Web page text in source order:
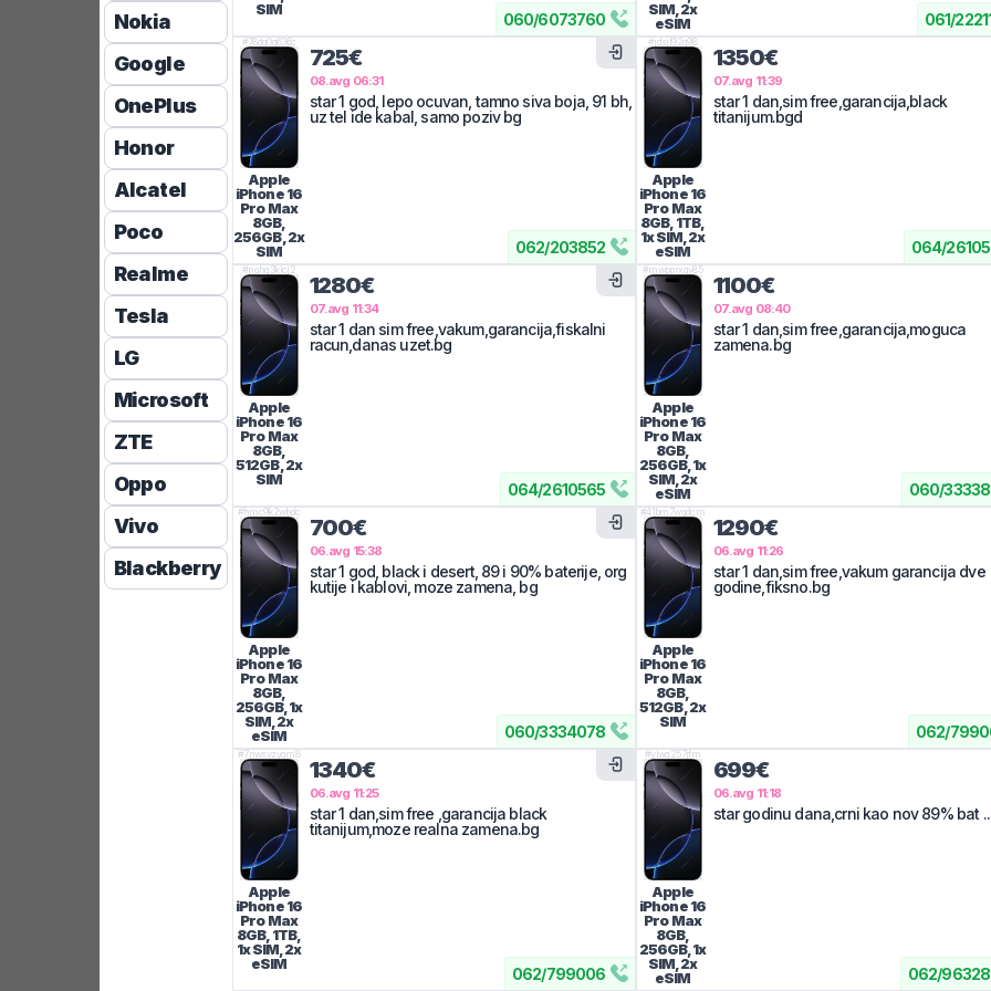
Nokia
Google
OnePlus
Honor
Alcatel
Poco
Realme
Tesla
LG
Microsoft
ZTE
Oppo
Vivo
Blackberry
060/6073760
SIM
061/
SIM, 2x
eSIM
062/203852
#78dg0g636c
Apple
iPhone 16
Pro Max
8GB,
256GB, 2x
SIM
725€
08.avg 06:31
star 1 god, lepo ocuvan, tamno siva boja, 91 bh,
uz tel ide kabal, samo poziv bg
064/
#jdsjl92g98
Apple
iPhone 16
Pro Max
8GB, 1TB,
1x SIM, 2x
eSIM
1350€
07.avg 11:39
star 1 dan,sim free,garancija,black
titanijum.bgd
064/2610565
#nghq3klcj2
Apple
iPhone 16
Pro Max
8GB,
512GB, 2x
SIM
1280€
07.avg 11:34
star 1 dan sim free,vakum,garancija,fiskalni
racun,danas uzet.bg
060/
#mwpprxgv85
Apple
iPhone 16
Pro Max
8GB,
256GB, 1x
SIM, 2x
eSIM
1100€
07.avg 08:40
star 1 dan,sim free,garancija,moguca
zamena.bg
060/3334078
#hmc9k2wbdc
Apple
iPhone 16
Pro Max
8GB,
256GB, 1x
SIM, 2x
eSIM
700€
06.avg 15:38
star 1 god, black i desert, 89 i 90% baterije, org
kutije i kablovi, moze zamena, bg
062/
#41bm7wqdcm
Apple
iPhone 16
Pro Max
8GB,
512GB, 2x
SIM
1290€
06.avg 11:26
star 1 dan,sim free,vakum garancija dve
godine,fiksno.bg
062/799006
#7nwsvzygm8
Apple
iPhone 16
Pro Max
8GB, 1TB,
1x SIM, 2x
eSIM
1340€
06.avg 11:25
star 1 dan,sim free ,garancija black
titanijum,moze realna zamena.bg
062/
#ylwq257jfm
Apple
iPhone 16
Pro Max
8GB,
256GB, 1x
SIM, 2x
eSIM
699€
06.avg 11:18
star godinu dana,crni kao nov 89% bat